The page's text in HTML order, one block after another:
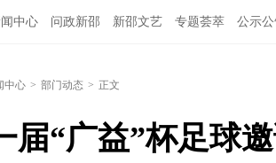
中心 问政新邵 新邵文艺 专题荟萃 公示
中心 > 部门动态 > 正文
届“广益”杯足球